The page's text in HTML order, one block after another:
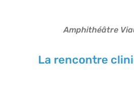
Amphithéâtre
La rencontre